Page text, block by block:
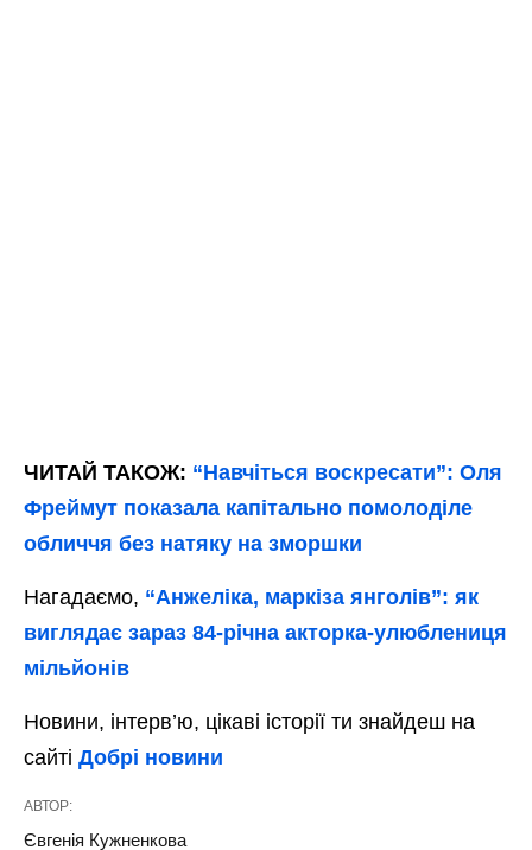
ЧИТАЙ ТАКОЖ: “Навчіться воскресати”: Оля
Фреймут показала капітально помолоділе
обличчя без натяку на зморшки
Нагадаємо, “Анжеліка, маркіза янголів”: як
виглядає зараз 84-річна акторка-улюблениця
мільйонів
Новини, інтерв’ю, цікаві історії ти знайдеш на
сайті Добрі новини
АВТОР:
Євгенія Кужненкова